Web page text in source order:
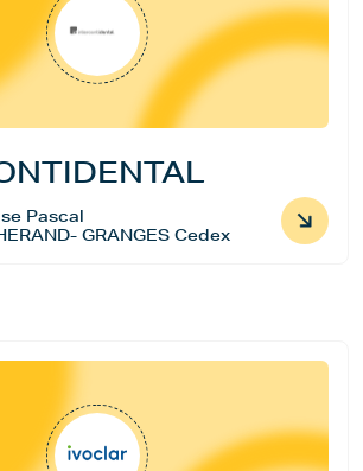
Pascal
GRANGES Cedex